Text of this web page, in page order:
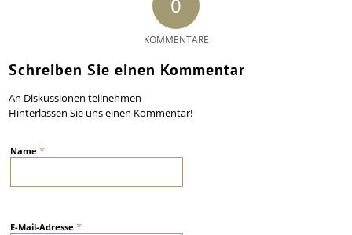
0
KOMMENTARE
Schreiben Sie einen Kommentar
An Diskussionen teilnehmen
Hinterlassen Sie uns einen Kommentar!
Name*
E-Mail-Adresse*